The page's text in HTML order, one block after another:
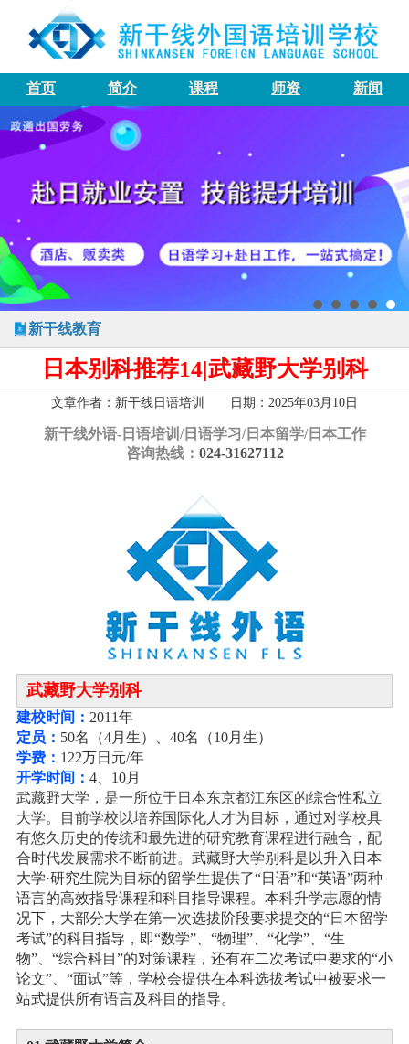
首页 简介 课程 师资 新闻
新干线教育
日本别科推荐14|武藏野大学别科
文章作者：新干线日语培训 日期：2025年03月10日
新干线外语-日语培训/日语学习/日本留学/日本工作
咨询热线： 024-31627112
武藏野大学别科
建校时间： 2011年
定员： 50名（4月生）、40名（10月生）
学费： 122万日元/年
开学时间： 4、10月
武藏野大学，是一所位于日本东京都江东区的综合性私立
大学。
目前学校以培养国际化人才为目标，通过对学校具
有悠久历史的传统和最先进的研究教育课程进行融合，配
合时代发展需求不断前进。 武藏野大学别科是以升入日本
大学·研究生院为目标的留学生提供了“日语”和“英语”两种
语言的高效指导课程和科目指导课程。本科升学志愿的情
况下，大部分大学在第一次选拔阶段要求提交的“日本留学
考试”的科目指导，即“数学”、“物理”、“化学”、“生
物”、“综合科目”的对策课程，还有在二次考试中要求的“小
论文”、“面试”等，学校会提供在本科选拔考试中被要求一
站式提供所有语言及科目的指导。